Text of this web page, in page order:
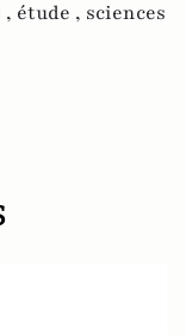
, étude , sciences